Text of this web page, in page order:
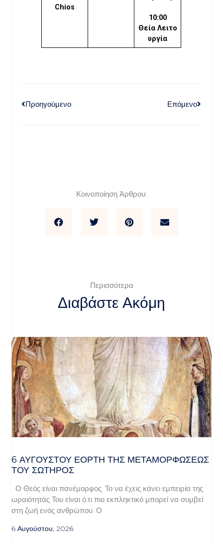
Chios
10:00
Θεία Λειτο
υργία
Προηγούμενο Επόμενο
Κοινοποίηση Άρθρου:
Περισσότερα
Διαβάστε Ακόμη
6 ΑΥΓΟΥΣΤΟΥ ΕΟΡΤΗ ΤΗΣ ΜΕΤΑΜΟΡΦΩΣΕΩΣ
ΤΟΥ ΣΩΤΗΡΟΣ
Ο Θεός είναι πανέμορφος. Το να έχεις κάνει εμπειρία της
ωραιότητάς Του είναι ό,τι πιο εκπληκτικό μπορεί να συμβεί
στη ζωή ενός ανθρώπου. Ο
6 Αυγούστου, 2026